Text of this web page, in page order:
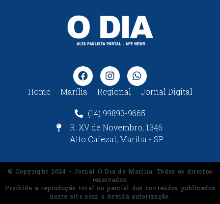
Home Marília Regional Jornal Digital
(14) 99893-9665
R. XV de Novembro, 1346
Alto Cafezal, Marília - SP
© Copyright 2024 - Jornal O Dia de Marília. Todos os direitos
reservados.
Proibida a reprodução total ou parcial dos conteúdos publicados
neste site sem a devida autorização.